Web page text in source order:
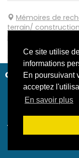
Ce site utilise
informations
En poursuivant
acceptez
En savoir plus
CAHIERS ESPI2R
Mémoires de
terrain/
immobilière
terrain/
situation locative
Informations
Politique de